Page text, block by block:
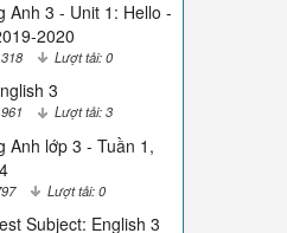
Anh 3 - Unit 1: Hello -
2020
Lượt tải: 0
3
Lượt tải: 3
Anh lớp 3 - Tuần 1,
Lượt tải: 0
Subject: English 3